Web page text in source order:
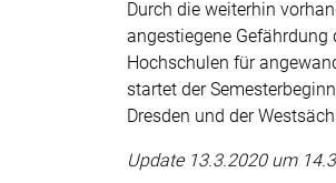
Durch die weiterhin
angestiegene
Hochschulen für
startet der
Dresden und der
Update 13.3.2020 um